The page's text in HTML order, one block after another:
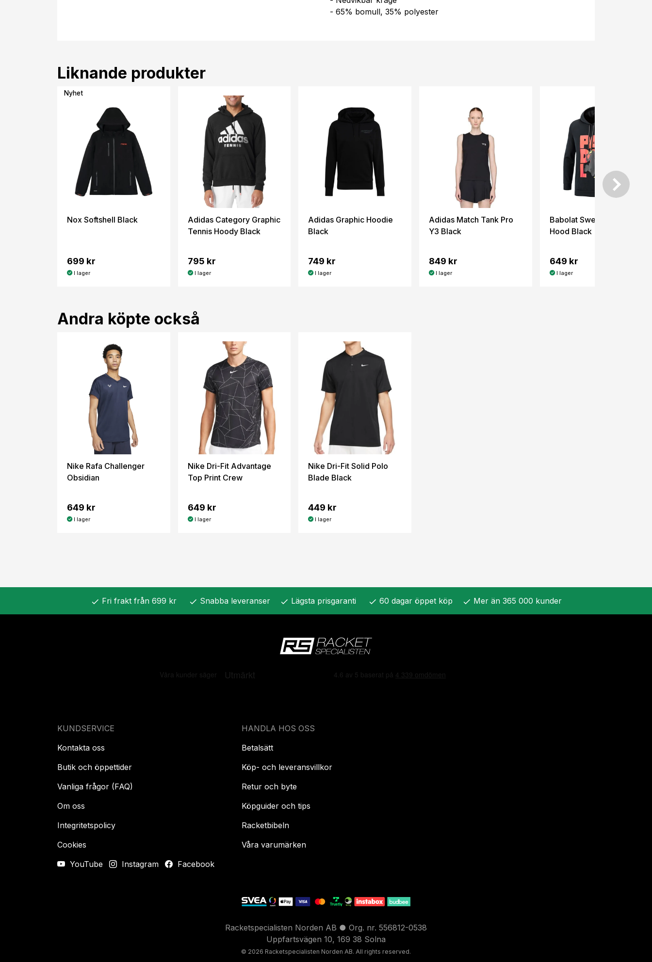
- 65% bomull, 35% polyester
Liknande produkter
Nyhet
Nox Softshell Black
699 kr
I lager
Adidas Category Graphic
Tennis Hoody Black
795 kr
I lager
Adidas Graphic Hoodie
Black
749 kr
I lager
Adidas Match Tank Pro
Y3 Black
849 kr
I lager
Babolat Sweat Padel
Hood Black
649 kr
I lager
Andra köpte också
Nike Rafa Challenger
Obsidian
649 kr
I lager
Nike Dri-Fit Advantage
Top Print Crew
649 kr
I lager
Nike Dri-Fit Solid Polo
Blade Black
449 kr
I lager
check Fri frakt från 699 kr check Snabba leveranser check Lägsta prisgaranti check 60 dagar öppet köp check Mer än 365 000 kunder
KUNDSERVICE
Kontakta oss
Butik och öppettider
Vanliga frågor (FAQ)
Om oss
Integritetspolicy
Cookies
YouTube
Instagram Facebook
HANDLA HOS OSS
Betalsätt
Köp- och leveransvillkor
Retur och byte
Köpguider och tips
Racketbibeln
Våra varumärken
Racketspecialisten Norden AB ● Org. nr. 556812-0538
Uppfartsvägen 10, 169 38 Solna
© 2026 Racketspecialisten Norden AB. All rights reserved.